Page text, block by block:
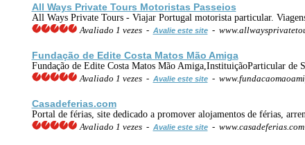
All Ways Private Tours Motoristas Passeios
All Ways Private Tours - Viajar Portugal motorista particular.
Avaliado 1 vezes - Avalie este site-
Fundação de Edite Costa Matos Mão Amiga
Fundação de Edite Costa Matos Mão Amiga,InstituiçãoParticular de
Avaliado 1 vezes - Avalie este site-
Casadeferias.com
Portal de férias, site dedicado a promover alojamentos de férias,
Avaliado 1 vezes - Avalie este site-